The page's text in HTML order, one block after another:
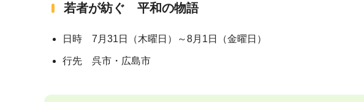
若者が紡ぐ 平和の物語
日時 7月31日（木曜日）～8月1日（金曜日）
行先 呉市・広島市